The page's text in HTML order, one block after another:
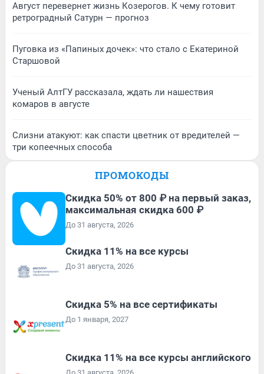
Август перевернет жизнь Козерогов. К чему готовит
ретроградный Сатурн — прогноз
Пуговка из «Папиных дочек»: что стало с Екатериной
Старшовой
Ученый АлтГУ рассказала, ждать ли нашествия
комаров в августе
Слизни атакуют: как спасти цветник от вредителей —
три копеечных способа
ПРОМОКОДЫ
Скидка 50% от 800 ₽ на первый заказ,
максимальная скидка 600 ₽
До 31 августа, 2026
Скидка 11% на все курсы
До 31 августа, 2026
Скидка 5% на все сертификаты
До 1 января, 2027
Скидка 11% на все курсы английского